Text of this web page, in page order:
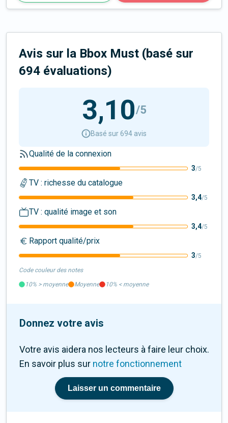
Avis sur la Bbox Must (basé sur
694 évaluations)
3,10/5
Basé sur 694 avis
Qualité de la connexion
3/5
TV : richesse du catalogue
3,4/5
TV : qualité image et son
3,4/5
Rapport qualité/prix
3/5
Code couleur des notes
10% >moyenne Moyenne 10% <moyenne
Donnez votre avis
Votre avis aidera nos lecteurs à faire leur choix.
En savoir plus sur notre fonctionnement
Laisser un commentaire